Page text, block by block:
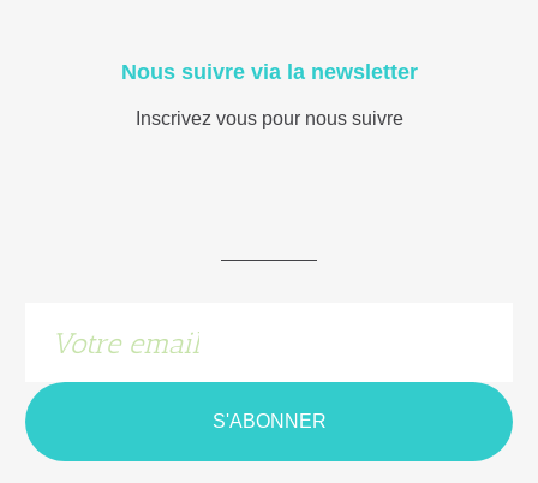
Nous suivre via la newsletter
Inscrivez vous pour nous suivre
S'ABONNER